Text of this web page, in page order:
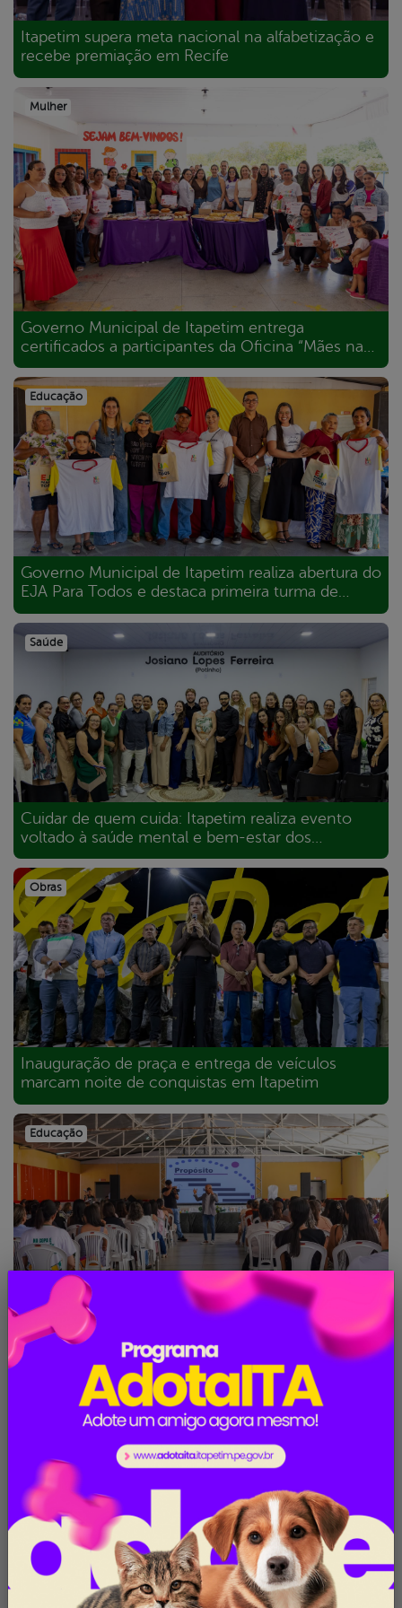
Itapetim supera meta nacional na alfabetização e
recebe premiação em Recife
Mulher
Governo Municipal de Itapetim entrega
certificados a participantes da Oficina “Mães na
Creche” no Distrito de Piedade do Ouro
Educação
Governo Municipal de Itapetim realiza abertura do
EJA Para Todos e destaca primeira turma de
idosos no programa
Saúde
Cuidar de quem cuida: Itapetim realiza evento
voltado à saúde mental e bem-estar dos
servidores
Obras
Inauguração de praça e entrega de veículos
marcam noite de conquistas em Itapetim
Educação
Itapetim realiza a II Jornada Pedagógica 2026
CONVOCAÇÕES E CONCURSOS
No momento não há publicações
Acesse a seção de recursos humanos no portal
da transparência para consultar publicações